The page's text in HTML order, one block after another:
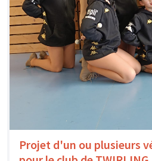
Projet d'un ou plusieurs